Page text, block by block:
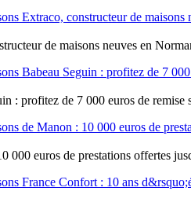
de maisons neuves en
: profitez de 7 000 euros de remise
000 euros de prestations offertes